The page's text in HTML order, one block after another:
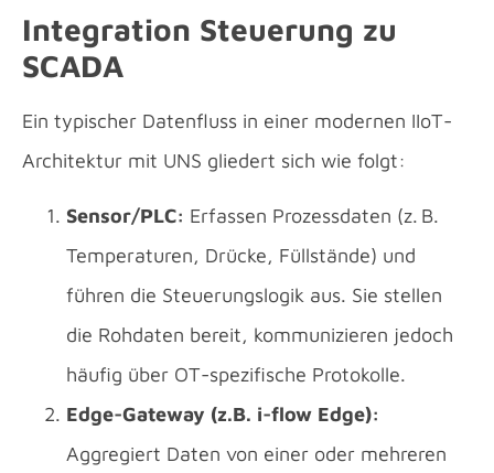
Integration Steuerung zu
SCADA
Ein typischer Datenfluss in einer modernen IIoT-
Architektur mit UNS gliedert sich wie folgt:
Sensor/PLC: Erfassen Prozessdaten (z. B.
Temperaturen, Drücke, Füllstände) und
führen die Steuerungslogik aus. Sie stellen
die Rohdaten bereit, kommunizieren jedoch
häufig über OT-spezifische Protokolle.
Edge-Gateway (z.B. i-flow Edge):
Aggregiert Daten von einer oder mehreren